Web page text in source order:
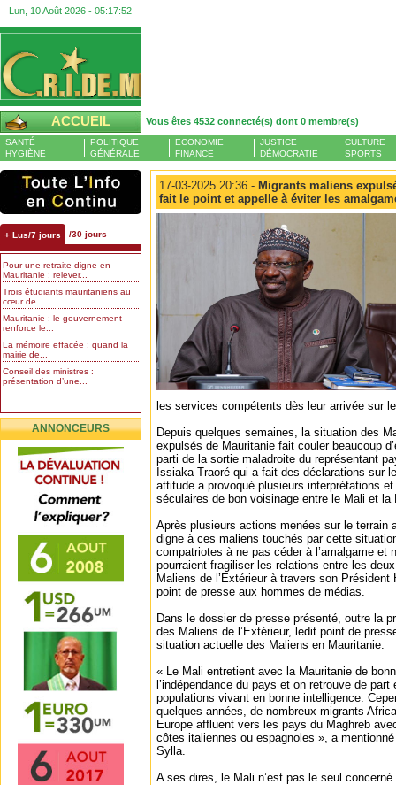
Lun, 10 Août 2026 - 05:17:52
ACCUEIL Vous êtes 4532 connecté(s) dont 0 membre(s)
SANTÉ
HYGIÈNE
POLITIQUE
GÉNÉRALE
ECONOMIE
FINANCE
JUSTICE
DÉMOCRATIE
CULTURE
SPORTS
+ Lus/7 jours /30 jours
Pour une retraite digne en
Mauritanie : relever...
Trois étudiants mauritaniens au
cœur de...
Mauritanie : le gouvernement
renforce le...
La mémoire effacée : quand la
mairie de...
Conseil des ministres :
présentation d’une...
ANNONCEURS
17-03-2025 20:36 - Migrants maliens
fait le point et appelle à éviter les
les services compétents dès leur arrivée sur
Depuis quelques semaines, la situation des
expulsés de Mauritanie fait couler beaucoup
parti de la sortie maladroite du représentant
Issiaka Traoré qui a fait des déclarations sur
attitude a provoqué plusieurs interprétations
séculaires de bon voisinage entre le Mali et la
Après plusieurs actions menées sur le terrain
digne à ces maliens touchés par cette
compatriotes à ne pas céder à l’amalgame et
pourraient fragiliser les relations entre les
Maliens de l’Extérieur à travers son
point de presse aux hommes de médias.
Dans le dossier de presse présenté, outre la
des Maliens de l’Extérieur, ledit point de
situation actuelle des Maliens en Mauritanie.
« Le Mali entretient avec la Mauritanie de
l’indépendance du pays et on retrouve de part
populations vivant en bonne intelligence.
quelques années, de nombreux migrants
Europe affluent vers les pays du Maghreb
côtes italiennes ou espagnoles », a
Sylla.
A ses dires, le Mali n’est pas le seul